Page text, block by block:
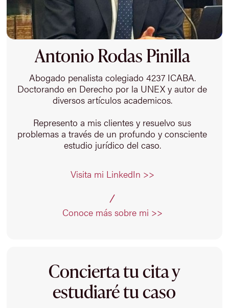
Antonio Rodas Pinilla
Abogado penalista colegiado 4237 ICABA.
Doctorando en Derecho por la UNEX y autor de
diversos artículos academicos.
Represento a mis clientes y resuelvo sus
problemas a través de un profundo y consciente
estudio jurídico del caso.
Visita mi LinkedIn >>
Conoce más sobre mi >>
Concierta tu cita y
estudiaré tu caso